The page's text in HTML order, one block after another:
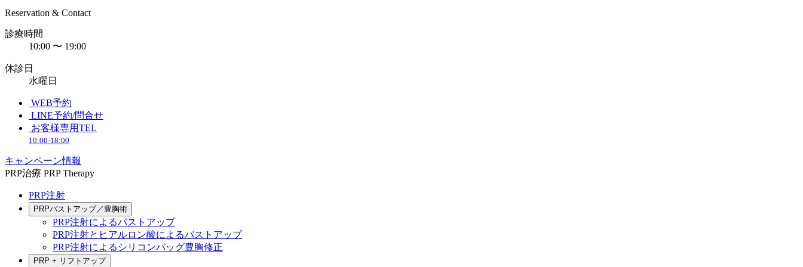
Reservation & Contact
診療時間
10:00 〜 19:00
休診日
水曜日
WEB予約
LINE予約/問合せ
お客様専用TEL
10:00-18:00
キャンペーン情報
PRP治療 PRP Therapy
PRP注射
PRPバストアップ／豊胸術
PRP注射によるバストアップ
PRP注射とヒアルロン酸によるバストアップ
PRP注射によるシリコンバッグ豊胸修正
PRP + リフトアップ